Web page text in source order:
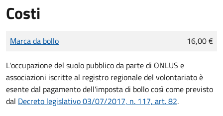
Costi
Tipo di pagamento
Importo
Marca da bollo 16,00 €
L'occupazione del suolo pubblico da parte di ONLUS e
associazioni iscritte al registro regionale del volontariato è
esente dal pagamento dell'imposta di bollo così come previsto
dal Decreto legislativo 03/07/2017, n. 117, art. 82.